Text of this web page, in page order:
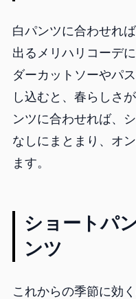
白パンツに合わせれ
出るメリハリコーデ
ダーカットソーやパ
し込むと、春らしさ
ンツに合わせれば、
なしにまとまり、オ
ます。
ショートパ
ンツ
これからの季節に効